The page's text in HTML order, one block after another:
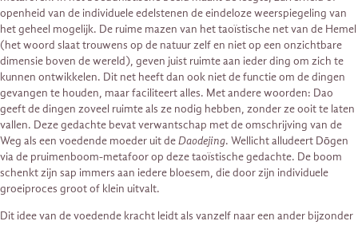
openheid van de individuele edelstenen de eindeloze weerspiegeling van
het geheel mogelijk. De ruime mazen van het taoïstische net van de Hemel
(het woord slaat trouwens op de natuur zelf en niet op een onzichtbare
dimensie boven de wereld), geven juist ruimte aan ieder ding om zich te
kunnen ontwikkelen. Dit net heeft dan ook niet de functie om de dingen
gevangen te houden, maar faciliteert alles. Met andere woorden: Dao
geeft de dingen zoveel ruimte als ze nodig hebben, zonder ze ooit te laten
vallen. Deze gedachte bevat verwantschap met de omschrijving van de
Weg als een voedende moeder uit deDaodejing. Wellicht alludeert Dōgen
via de pruimenboom-metafoor op deze taoïstische gedachte. De boom
schenkt zijn sap immers aan iedere bloesem, die door zijn individuele
groeiproces groot of klein uitvalt.
Dit idee van de voedende kracht leidt als vanzelf naar een ander bijzonder